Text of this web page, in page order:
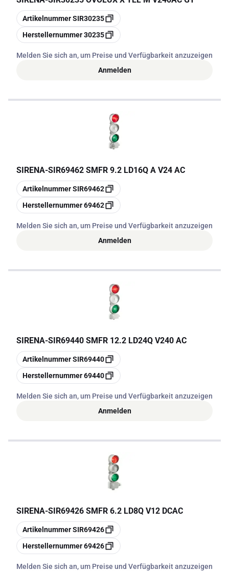
Kopieren
ArtikelnummerSIR30235
Kopieren
Herstellernummer30235
Melden Sie sich an, um Preise und Verfügbarkeit anzuzeigen
Anmelden
SIRENA-SIR69462 SMFR 9.2 LD16Q A V24 AC
Kopieren
ArtikelnummerSIR69462
Kopieren
Herstellernummer69462
Melden Sie sich an, um Preise und Verfügbarkeit anzuzeigen
Anmelden
SIRENA-SIR69440 SMFR 12.2 LD24Q V240 AC
Kopieren
ArtikelnummerSIR69440
Kopieren
Herstellernummer69440
Melden Sie sich an, um Preise und Verfügbarkeit anzuzeigen
Anmelden
SIRENA-SIR69426 SMFR 6.2 LD8Q V12 DCAC
Kopieren
ArtikelnummerSIR69426
Kopieren
Herstellernummer69426
Melden Sie sich an, um Preise und Verfügbarkeit anzuzeigen